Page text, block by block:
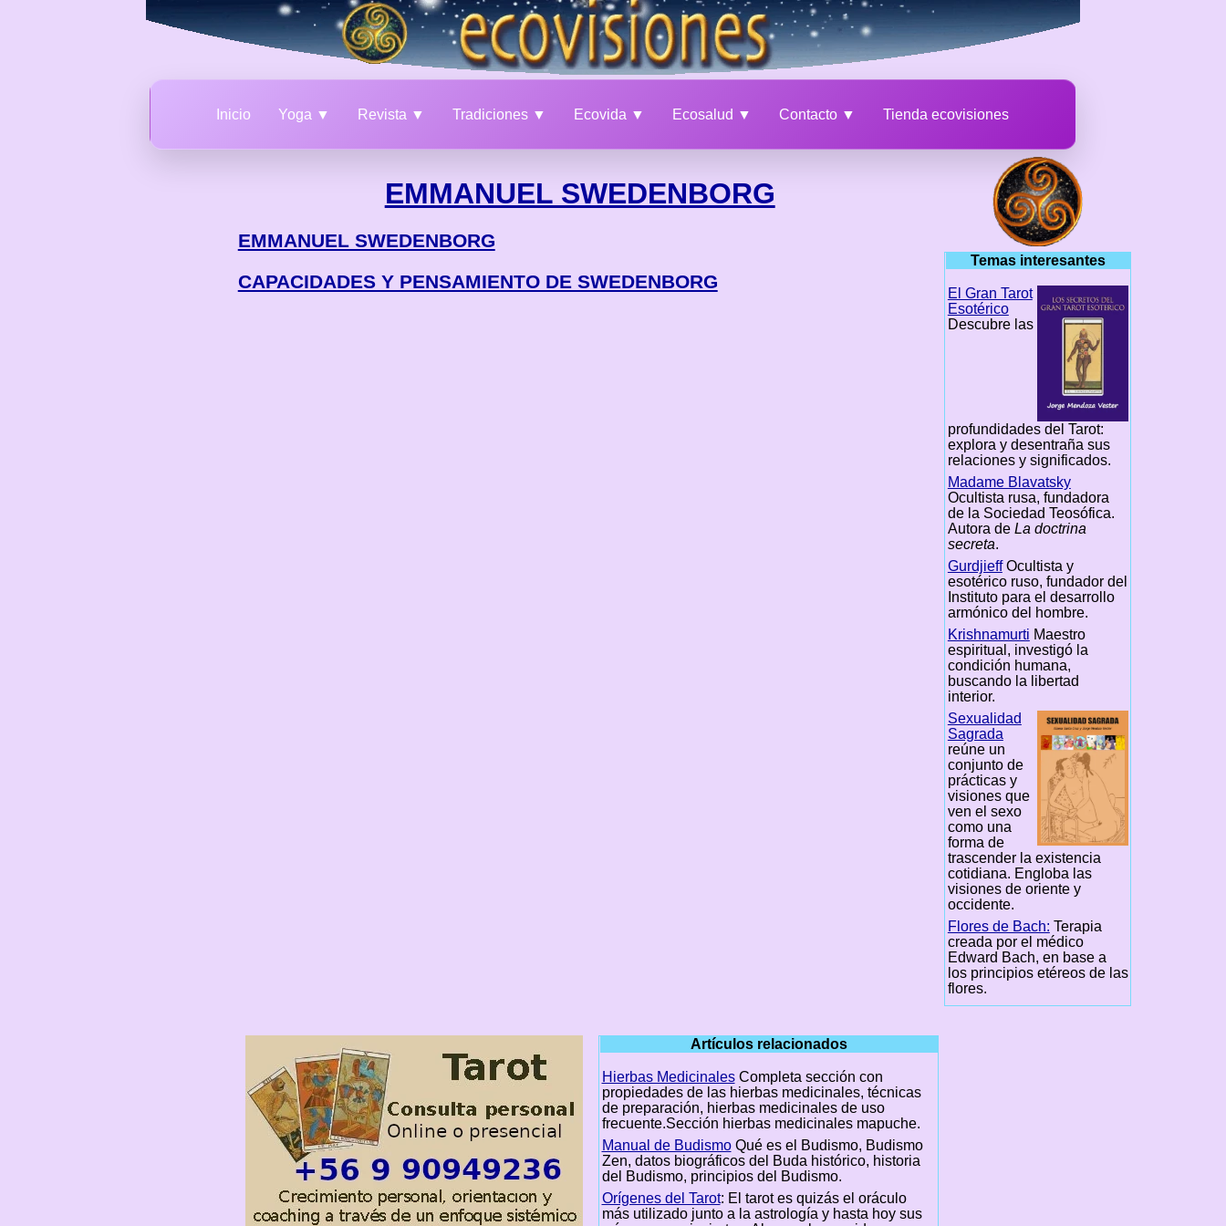
Inicio Yoga ▼ Revista ▼ Tradiciones ▼ Ecovida ▼ Ecosalud ▼ Contacto ▼ Tienda ecovisiones
EMMANUEL SWEDENBORG
EMMANUEL SWEDENBORG
CAPACIDADES Y PENSAMIENTO DE SWEDENBORG
Temas interesantes
El Gran Tarot
Esotérico
Descubre las
profundidades del Tarot:
explora y desentraña sus
relaciones y significados.
Madame Blavatsky
Ocultista rusa, fundadora
de la Sociedad Teosófica.
Autora de La doctrina
secreta.
GurdjieffOcultista y
esotérico ruso, fundador del
Instituto para el desarrollo
armónico del hombre.
Krishnamurti Maestro
espiritual, investigó la
condición humana,
buscando la libertad
interior.
Sexualidad
Sagrada
reúne un
conjunto de
prácticas y
visiones que
ven el sexo
como una
forma de
trascender la existencia
cotidiana. Engloba las
visiones de oriente y
occidente.
Flores de Bach: Terapia
creada por el médico
Edward Bach, en base a
los principios etéreos de las
flores.
Artículos relacionados
Hierbas MedicinalesCompleta sección con
propiedades de las hierbas medicinales, técnicas
de preparación, hierbas medicinales de uso
frecuente.Sección hierbas medicinales mapuche.
Manual de BudismoQué es el Budismo, Budismo
Zen, datos biográficos del Buda histórico, historia
del Budismo, principios del Budismo.
Orígenes del Tarot: El tarot es quizás el oráculo
más utilizado junto a la astrología y hasta hoy sus